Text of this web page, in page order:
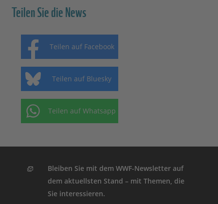
Teilen Sie die News
Teilen auf Facebook
Teilen auf Bluesky
Teilen auf Whatsapp
Bleiben Sie mit dem WWF-Newsletter auf
dem aktuellsten Stand – mit Themen, die
Sie interessieren.